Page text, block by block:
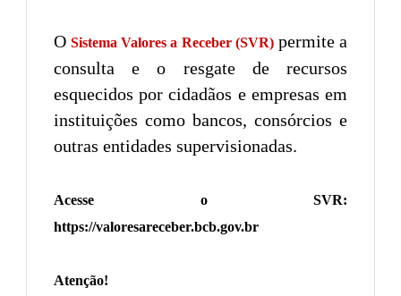
OSistema Valores a Receber (SVR)permite a
consulta e o resgate de recursos
esquecidos por cidadãos e empresas em
instituições como bancos, consórcios e
outras entidades supervisionadas.
Acesse o SVR:
https://valoresareceber.bcb.gov.br
Atenção!